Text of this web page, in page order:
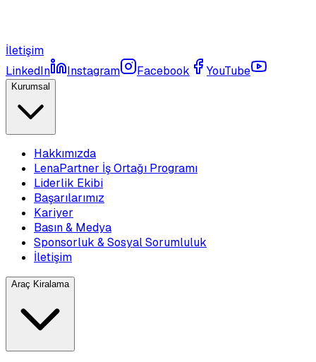
İletişim
LinkedIn
Instagram Facebook YouTube
Kurumsal
Hakkımızda
LenaPartner İş Ortağı Programı
Liderlik Ekibi
Başarılarımız
Kariyer
Basın & Medya
Sponsorluk & Sosyal Sorumluluk
İletişim
Araç Kiralama